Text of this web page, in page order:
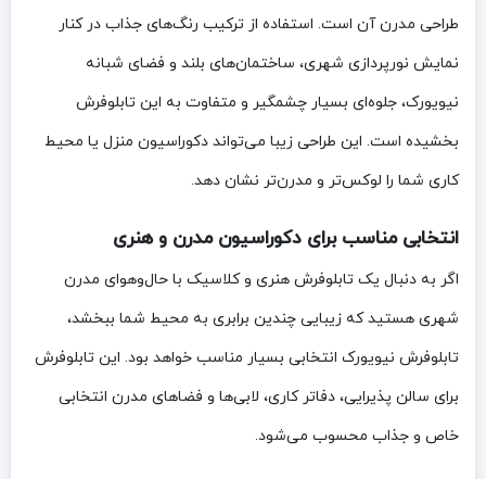
طراحی مدرن آن است. استفاده از ترکیب رنگ‌های جذاب در کنار
نمایش نورپردازی شهری، ساختمان‌های بلند و فضای شبانه
نیویورک، جلوه‌ای بسیار چشمگیر و متفاوت به این تابلوفرش
بخشیده است. این طراحی زیبا می‌تواند دکوراسیون منزل یا محیط
کاری شما را لوکس‌تر و مدرن‌تر نشان دهد.
انتخابی مناسب برای دکوراسیون مدرن و هنری
اگر به دنبال یک تابلوفرش هنری و کلاسیک با حال‌وهوای مدرن
شهری هستید که زیبایی چندین برابری به محیط شما ببخشد،
تابلوفرش نیویورک انتخابی بسیار مناسب خواهد بود. این تابلوفرش
برای سالن پذیرایی، دفاتر کاری، لابی‌ها و فضاهای مدرن انتخابی
خاص و جذاب محسوب می‌شود.